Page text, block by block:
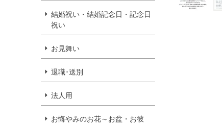
結婚祝い・結婚記念日・記念日
祝い
お見舞い
退職･送別
法人用
お悔やみのお花～お盆・お彼